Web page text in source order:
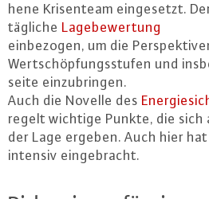
he­ne Kri­sen­team ein­ge­setzt.
tägliche La­ge­be­wer­tung
ein­be­zo­gen, um die
Wert­schöp­fungs­stu­fen und
sei­te ein­zu­brin­gen.
Auch die Novelle des
regelt wichtige Punkte, die sich
der Lage ergeben. Auch hier hat
intensiv ein­ge­bracht.